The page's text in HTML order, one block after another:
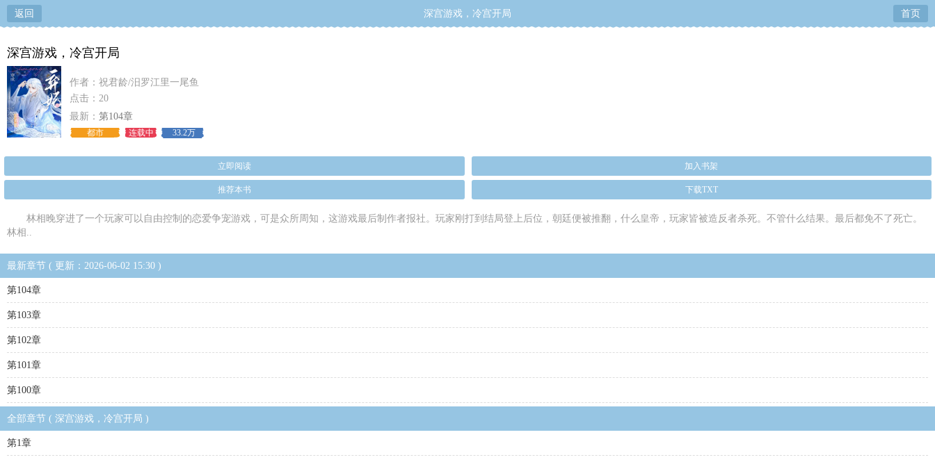
返回 深宫游戏，冷宫开局 首页
深宫游戏，冷宫开局
作者：祝君龄/汨罗江里一尾鱼
点击：20
最新： 第104章
都市 连载中 33.2万
立即阅读 加入书架
推荐本书 下载TXT
林相晚穿进了一个玩家可以自由控制的恋爱争宠游戏，可是众所周知，这游戏最后制作者报社。玩家刚打到结局登上后位，朝廷便被推翻，什么皇帝，玩家皆被造反者杀死。不管什么结果。最后都免不了死亡。
林相..
最新章节 ( 更新：2026-06-02 15:30 )
第104章
第103章
第102章
第101章
第100章
全部章节 ( 深宫游戏，冷宫开局 )
第1章